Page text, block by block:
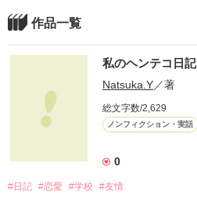
作品一覧
私のヘンテコ日記
Natsuka.Y／著
総文字数/2,629
ノンフィクション・実話
0
#日記 #恋愛 #学校 #友情